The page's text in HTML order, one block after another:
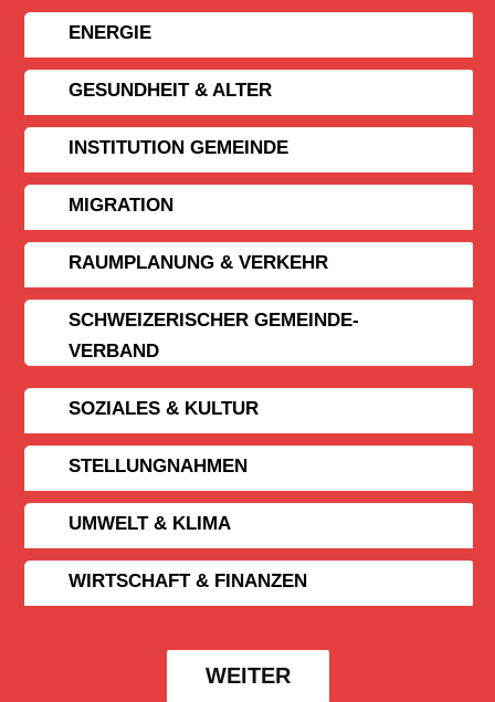
ENERGIE
GESUNDHEIT & ALTER
INSTITUTION GEMEINDE
MIGRATION
RAUMPLANUNG & VERKEHR
SCHWEIZERISCHER GEMEINDE­
VERBAND
SOZIALES & KULTUR
STELLUNGNAHMEN
UMWELT & KLIMA
WIRTSCHAFT & FINANZEN
WEITER